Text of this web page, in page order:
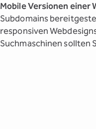
Mobile Versionen einer
Subdomains
responsiven
Suchmaschinen sollten